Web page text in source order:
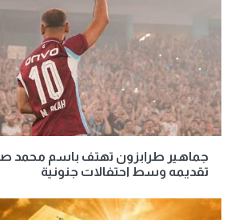
جماهير طرابزون تهتف باسم محمد
تقديمه وسط احتفالات جنونية